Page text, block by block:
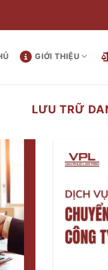
GIỚI THIỆU
LƯU TRỮ